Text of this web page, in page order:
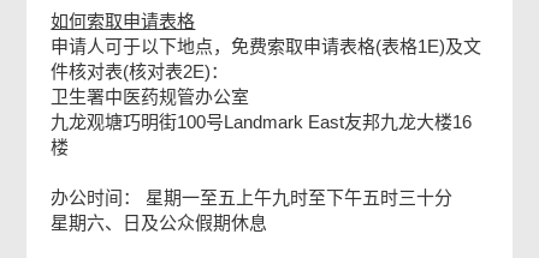
如何索取申请表格
申请人可于以下地点，免费索取申请表格(表格1E)及文
件核对表(核对表2E)：
卫生署中医药规管办公室
九龙观塘巧明街100号Landmark East友邦九龙大楼16
楼
办公时间： 星期一至五上午九时至下午五时三十分
星期六、日及公众假期休息